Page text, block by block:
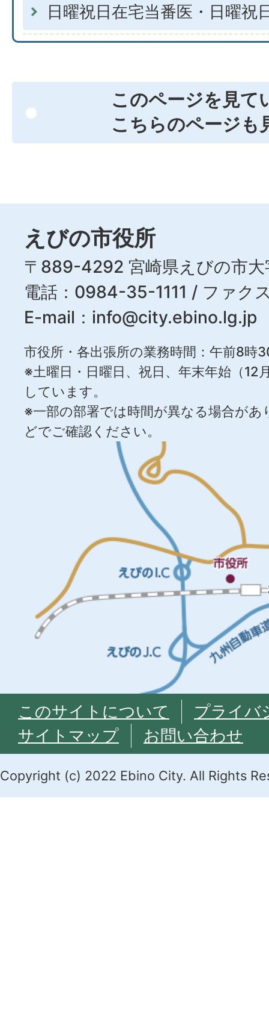
日曜祝日在宅当番医・日曜祝
このページを見て
こちらのページも
えびの市役所
〒889-4292 宮崎県えびの市大
電話：0984-35-1111 / ファ
E-mail： info@city.ebino.lg.jp
市役所・各出張所の業務時間：午前8時
※土曜日・日曜日、祝日、年末年始（12
しています。
※一部の部署では時間が異なる場合が
どでご確認ください。
このサイトについて
プライバ
サイトマップ
お問い合わせ
Copyright (c) 2022 Ebino City. All Rights